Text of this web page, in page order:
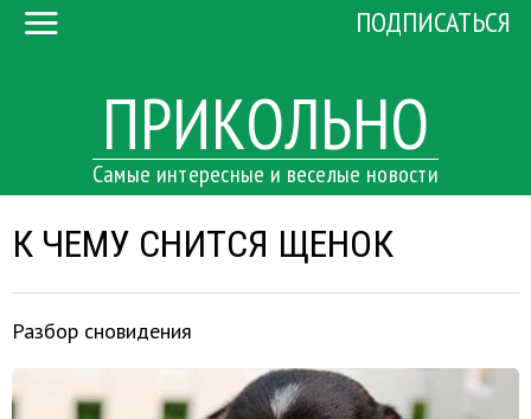
ПРИКОЛЬНО
Самые интересные и веселые новости
ПОДПИСАТЬСЯ
К ЧЕМУ СНИТСЯ ЩЕНОК
Разбор сновидения